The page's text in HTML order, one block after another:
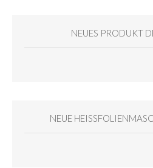
NEUES PRODUKT
NEUE